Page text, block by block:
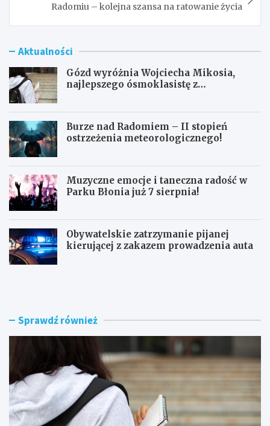
Radomiu – kolejna szansa na ratowanie życia
Aktualności
Gózd wyróżnia Wojciecha Mikosia,
najlepszego ósmoklasistę z
Burze nad Radomiem – II stopień
ostrzeżenia meteorologicznego!
Muzyczne emocje i taneczna radość w
Parku Błonia już 7 sierpnia!
Obywatelskie zatrzymanie pijanej
kierującej z zakazem prowadzenia auta
G
y
a
W
o
B
n
o
m
i
Sprawdź również